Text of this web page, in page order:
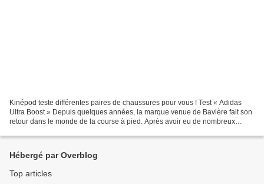
Kinépod teste différentes paires de chaussures pour vous ! Test « Adidas
Ultra Boost » Depuis quelques années, la marque venue de Bavière fait son
retour dans le monde de la course à pied. Après avoir eu de nombreux
Hébergé par Overblog
Top articles